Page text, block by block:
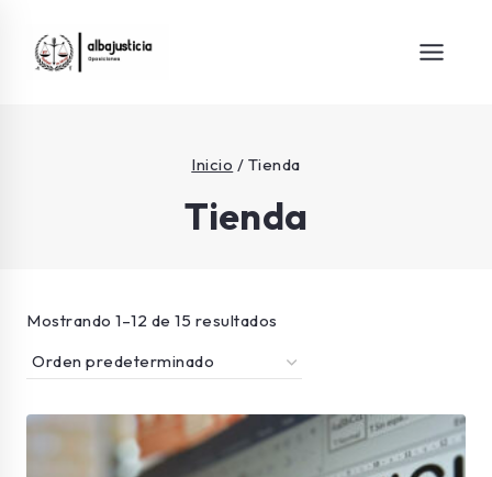
Inicio / Tienda
Tienda
Mostrando 1–12 de 15 resultados